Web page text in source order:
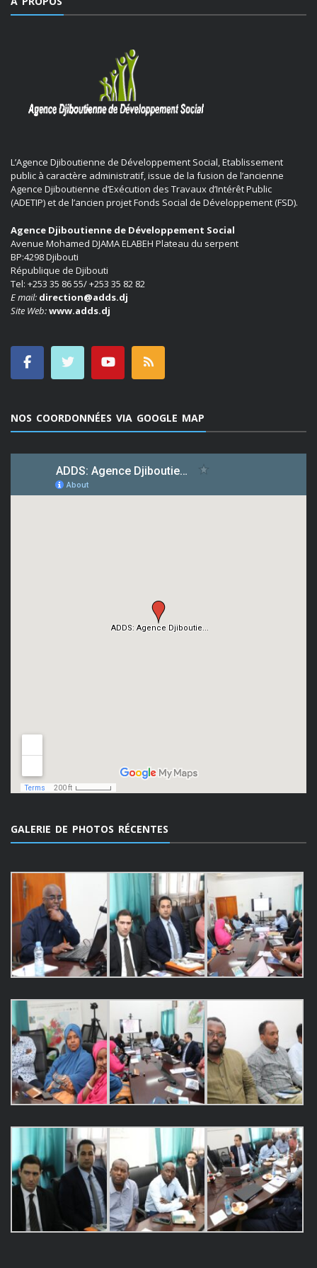
L’Agence Djiboutienne de Développement Social, Etablissement
public à caractère administratif, issue de la fusion de l’ancienne
Agence Djiboutienne d’Exécution des Travaux d’Intérêt Public
(ADETIP) et de l’ancien projet Fonds Social de Développement (FSD).
Agence Djiboutienne de Développement Social
Avenue Mohamed DJAMA ELABEH Plateau du serpent
BP:4298 Djibouti
République de Djibouti
Tel: +253 35 86 55/ +253 35 82 82
E mail: direction@adds.dj
Site Web:www.adds.dj
NOS COORDONNÉES VIA GOOGLE MAP
GALERIE DE PHOTOS RÉCENTES